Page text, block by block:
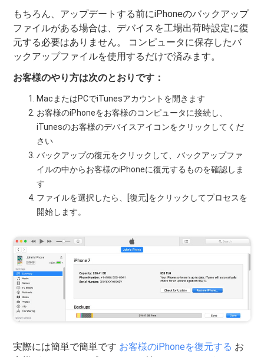
もちろん、アップデートする前にiPhoneのバックアップ
ファイルがある場合は、デバイスを工場出荷時設定に復
元する必要はありません。 コンピュータに保存したバ
ックアップファイルを使用するだけで済みます。
お客様のやり方は次のとおりです：
MacまたはPCでiTunesアカウントを開きます
お客様のiPhoneをお客様のコンピュータに接続し、
iTunesのお客様のデバイスアイコンをクリックしてくだ
さい
バックアップの復元をクリックして、バックアップファ
イルの中からお客様のiPhoneに復元するものを確認しま
す
ファイルを選択したら、[復元]をクリックしてプロセスを
開始します。
実際には簡単で簡単です お客様のiPhoneを復元する お